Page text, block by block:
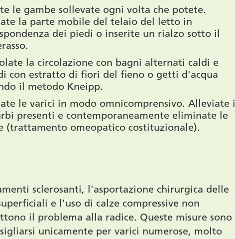
le gambe sollevate ogni volta che potete.
la parte mobile del telaio del letto in
dei piedi o inserite un rialzo sotto il
la circolazione con bagni alternati caldi e
con estratto di fiori del fieno o getti d'acqua
il metodo Kneipp.
le varici in modo omnicomprensivo. Alleviate i
presenti e contemporaneamente eliminate le
(trattamento omeopatico costituzionale).
sclerosanti, l'asportazione chirurgica delle
e l'uso di calze compressive non
il problema alla radice. Queste misure sono
unicamente per varici numerose, molto